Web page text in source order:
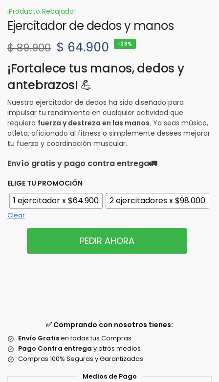
¡Producto Rebajado!
Ejercitador de dedos y manos
$89.900 $ 64.900 -28%
¡Fortalece tus manos, dedos y
antebrazos! 💪
Nuestro ejercitador de dedos ha sido diseñado para
impulsar tu rendimiento en cualquier actividad que
requiera fuerza y destreza en las manos. Ya seas músico,
atleta, aficionado al fitness o simplemente desees mejorar
tu fuerza y coordinación muscular.
Envío gratis y pago contra entrega🚛
ELIGE TU PROMOCIÓN
1 ejercitador x $64.900 2 ejercitadores x $98.000
Clear
PEDIR AHORA
✅ Comprando con nosotros tienes:
Envío Gratisen todas tus Compras
Pago Contra entrega y otros medios
Compras 100% Seguras y Garantizadas
Medios de Pago